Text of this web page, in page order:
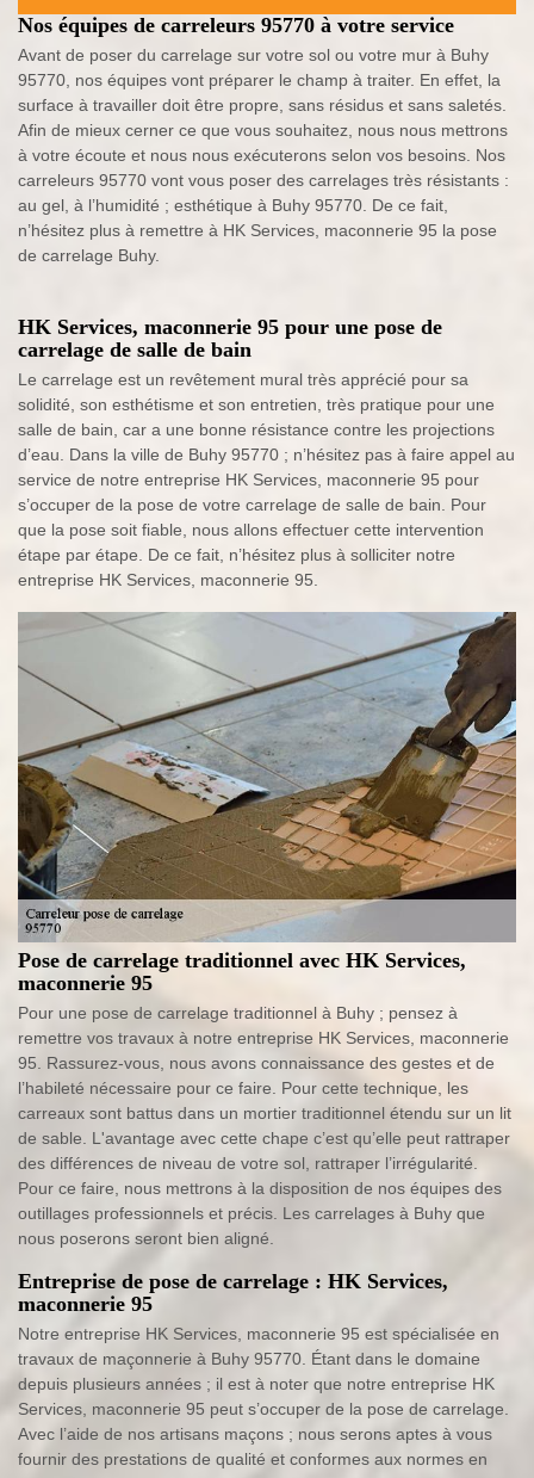
Nos équipes de carreleurs 95770 à votre service
Avant de poser du carrelage sur votre sol ou votre mur à Buhy
95770, nos équipes vont préparer le champ à traiter. En effet, la
surface à travailler doit être propre, sans résidus et sans saletés.
Afin de mieux cerner ce que vous souhaitez, nous nous mettrons
à votre écoute et nous nous exécuterons selon vos besoins. Nos
carreleurs 95770 vont vous poser des carrelages très résistants :
au gel, à l’humidité ; esthétique à Buhy 95770. De ce fait,
n’hésitez plus à remettre à HK Services, maconnerie 95 la pose
de carrelage Buhy.
HK Services, maconnerie 95 pour une pose de
carrelage de salle de bain
Le carrelage est un revêtement mural très apprécié pour sa
solidité, son esthétisme et son entretien, très pratique pour une
salle de bain, car a une bonne résistance contre les projections
d’eau. Dans la ville de Buhy 95770 ; n’hésitez pas à faire appel au
service de notre entreprise HK Services, maconnerie 95 pour
s’occuper de la pose de votre carrelage de salle de bain. Pour
que la pose soit fiable, nous allons effectuer cette intervention
étape par étape. De ce fait, n’hésitez plus à solliciter notre
entreprise HK Services, maconnerie 95.
Pose de carrelage traditionnel avec HK Services,
maconnerie 95
Pour une pose de carrelage traditionnel à Buhy ; pensez à
remettre vos travaux à notre entreprise HK Services, maconnerie
95. Rassurez-vous, nous avons connaissance des gestes et de
l’habileté nécessaire pour ce faire. Pour cette technique, les
carreaux sont battus dans un mortier traditionnel étendu sur un lit
de sable. L'avantage avec cette chape c’est qu’elle peut rattraper
des différences de niveau de votre sol, rattraper l’irrégularité.
Pour ce faire, nous mettrons à la disposition de nos équipes des
outillages professionnels et précis. Les carrelages à Buhy que
nous poserons seront bien aligné.
Entreprise de pose de carrelage : HK Services,
maconnerie 95
Notre entreprise HK Services, maconnerie 95 est spécialisée en
travaux de maçonnerie à Buhy 95770. Étant dans le domaine
depuis plusieurs années ; il est à noter que notre entreprise HK
Services, maconnerie 95 peut s’occuper de la pose de carrelage.
Avec l’aide de nos artisans maçons ; nous serons aptes à vous
fournir des prestations de qualité et conformes aux normes en